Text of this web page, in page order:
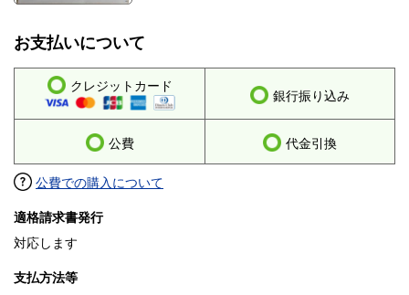
お支払いについて
クレジットカード
銀行振り込み
公費 代金引換
公費での購入について
適格請求書発行
対応します
支払方法等